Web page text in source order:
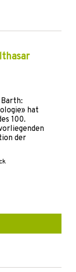
hat
100.
der